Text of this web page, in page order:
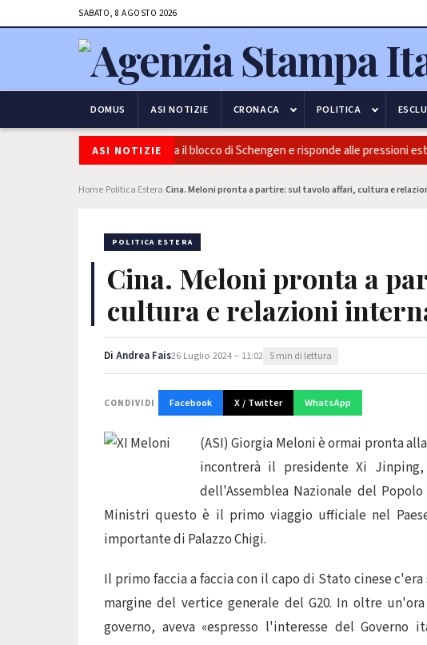
SABATO, 8 AGOSTO 2026
DOMUS ASI NOTIZIE CRONACA POLITICA
ASI NOTIZIE
e frontiere: l’Italia conferma il blocco di Schengen e risponde alle pressioni esterne
Home Politica Estera Cina. Meloni pronta a partire: sul tavolo affari, cultura e
POLITICA ESTERA
Cina. Meloni pronta a
cultura e relazioni
Di Andrea Fais26 Luglio 2024 – 11:02 5 min di lettura
CONDIVIDI Facebook X / Twitter WhatsApp
(ASI) Giorgia Meloni è ormai pronta
incontrerà il presidente Xi
dell'Assemblea Nazionale del
Ministri questo è il primo viaggio ufficiale nel
importante di Palazzo Chigi.
Il primo faccia a faccia con il capo di Stato cinese
margine del vertice generale del G20. In oltre
governo, aveva «espresso l'interesse del